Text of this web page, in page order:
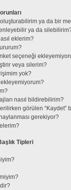
oluşturabilirim ya da bir
ya da
eklerim?
seçeneği
veya silerim?
yok?
nasıl bildirebilirim?
görülen “Kaydet”
gerekiyor?
Tipleri